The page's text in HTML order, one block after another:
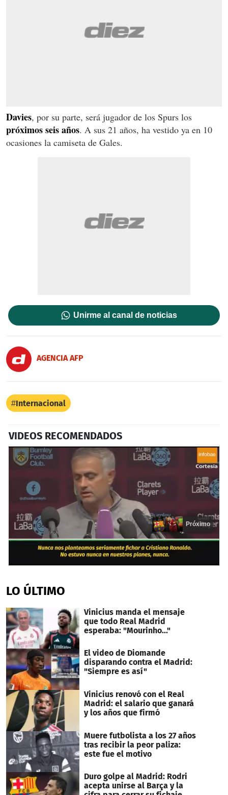
Davies, por su parte, será jugador de los Spurs los
próximos seis años. A sus 21 años, ha vestido ya en 10
ocasiones la camiseta de Gales.
Unirme al canal de noticias
AGENCIA AFP
Internacional
VIDEOS RECOMENDADOS
of
18
Próximo
LO ÚLTIMO
Vinicius manda el mensaje
que todo Real Madrid
esperaba: "Mourinho..."
El video de Diomande
disparando contra el Madrid:
"Siempre es así"
Vinicius renovó con el Real
Madrid: el salario que ganará
y los años que firmó
Muere futbolista a los 27 años
tras recibir la peor paliza:
este fue el motivo
Duro golpe al Madrid: Rodri
acepta unirse al Barça y la